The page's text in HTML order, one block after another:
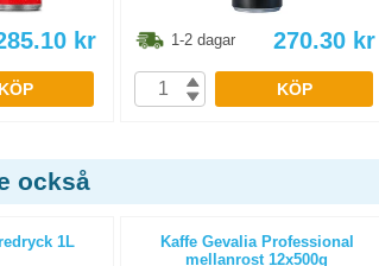
kr
KÖP
1-2 dagar 270.30 kr
KÖP
också
1L
Kaffe Gevalia Professional
mellanrost 12x500g